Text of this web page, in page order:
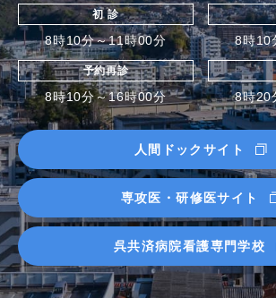
初 診
8時10分～11時00分 8時10
予約再診
8時10分～16時00分 8時20
人間ドックサイト
専攻医・研修医サイト
呉共済病院看護専門学校